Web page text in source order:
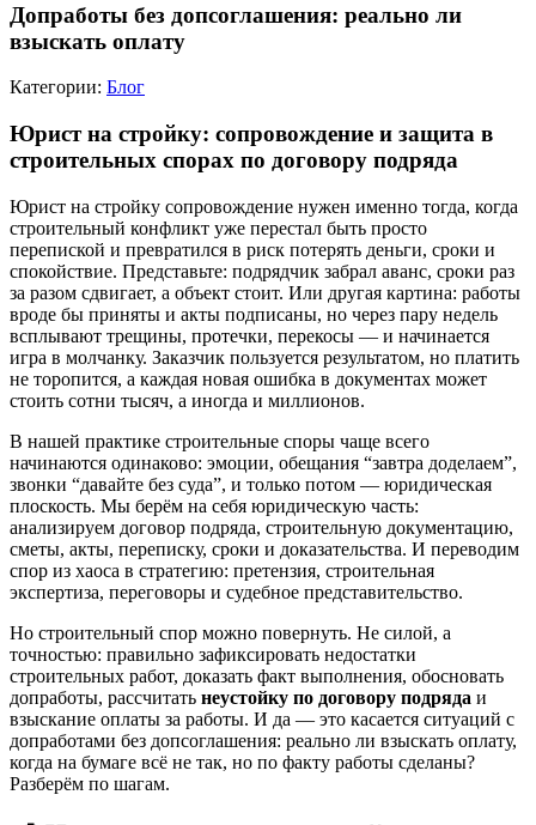
Допработы без допсоглашения: реально ли
взыскать оплату
Категории: Блог
Юрист на стройку: сопровождение и защита в
строительных спорах по договору подряда
Юрист на стройку сопровождение нужен именно тогда, когда
строительный конфликт уже перестал быть просто
перепиской и превратился в риск потерять деньги, сроки и
спокойствие. Представьте: подрядчик забрал аванс, сроки раз
за разом сдвигает, а объект стоит. Или другая картина: работы
вроде бы приняты и акты подписаны, но через пару недель
всплывают трещины, протечки, перекосы — и начинается
игра в молчанку. Заказчик пользуется результатом, но платить
не торопится, а каждая новая ошибка в документах может
стоить сотни тысяч, а иногда и миллионов.
В нашей практике строительные споры чаще всего
начинаются одинаково: эмоции, обещания “завтра доделаем”,
звонки “давайте без суда”, и только потом — юридическая
плоскость. Мы берём на себя юридическую часть:
анализируем договор подряда, строительную документацию,
сметы, акты, переписку, сроки и доказательства. И переводим
спор из хаоса в стратегию: претензия, строительная
экспертиза, переговоры и судебное представительство.
Но строительный спор можно повернуть. Не силой, а
точностью: правильно зафиксировать недостатки
строительных работ, доказать факт выполнения, обосновать
допработы, рассчитать неустойку по договору подряда и
взыскание оплаты за работы. И да — это касается ситуаций с
допработами без допсоглашения: реально ли взыскать оплату,
когда на бумаге всё не так, но по факту работы сделаны?
Разберём по шагам.